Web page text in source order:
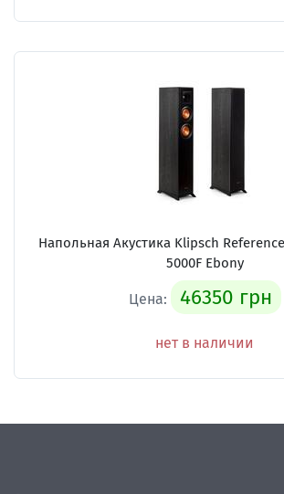
Напольная Акустика Klipsch
5000F Ebony
Цена: 46350 грн
нет в наличии